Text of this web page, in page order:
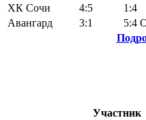
ХК Сочи
4:5 1:4
Авангард
3:1 5:4
Участник